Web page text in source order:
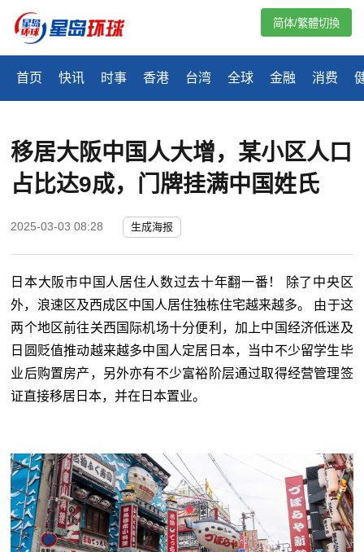
首页 快讯 时事 香港 台湾 全球 金融 消费
简体/繁體切換
移居大阪中国人大增，某小区人口
占比达9成，门牌挂满中国姓氏
2025-03-03 08:28 生成海报
日本大阪市中国人居住人数过去十年翻一番！ 除了中央区
外，浪速区及西成区中国人居住独栋住宅越来越多。 由于这
两个地区前往关西国际机场十分便利，加上中国经济低迷及
日圆贬值推动越来越多中国人定居日本，当中不少留学生毕
业后购置房产，另外亦有不少富裕阶层通过取得经营管理签
证直接移居日本，并在日本置业。